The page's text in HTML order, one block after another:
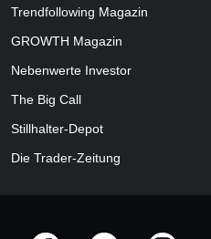
Trendfollowing Magazin
GROWTH Magazin
Nebenwerte Investor
The Big Call
Stillhalter-Depot
Die Trader-Zeitung
offizielle Social Media-Accounts